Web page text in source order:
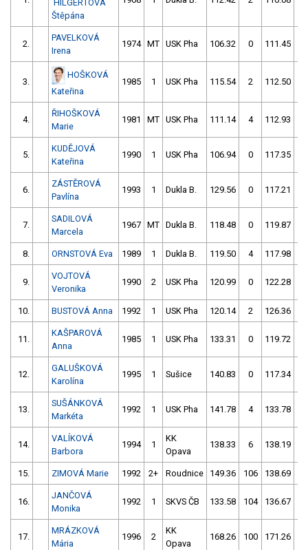
HILGERTOVÁ
Štěpána
2.
PAVELKOVÁ
Irena
1974 MT USK Pha 106.32 0 111.45
3.
HOŠKOVÁ
Kateřina
1985 1 USK Pha 115.54 2 112.50
4.
ŘIHOŠKOVÁ
Marie
1981 MT USK Pha 111.14 4 112.93
5.
KUDĚJOVÁ
Kateřina
1990 1 USK Pha 106.94 0 117.35
6.
ZÁSTĚROVÁ
Pavlína
1993 1 Dukla B. 129.56 0 117.21
7.
SADILOVÁ
Marcela
1967 MT Dukla B. 118.48 0 119.87
8. ORNSTOVÁ Eva 1989 1 Dukla B. 119.50 4 117.98
9.
VOJTOVÁ
Veronika
1990 2 USK Pha 120.99 0 122.28
10. BUSTOVÁ Anna 1992 1 USK Pha 120.14 2 126.36
11.
KAŠPAROVÁ
Anna
1985 1 USK Pha 133.31 0 119.72
12.
GALUŠKOVÁ
Karolína
1995 1 Sušice 140.83 0 117.34
13.
SUŠÁNKOVÁ
Markéta
1992 1 USK Pha 141.78 4 133.78
14.
VALÍKOVÁ
Barbora
1994 1
KK
Opava
138.33 6 138.19
15. ZIMOVÁ Marie 1992 2+ Roudnice 149.36 106 138.69
16.
JANČOVÁ
Monika
1992 1 SKVS ČB 133.58 104 136.67
17.
MRÁZKOVÁ
Mária
1996 2
KK
Opava
168.26 100 171.26